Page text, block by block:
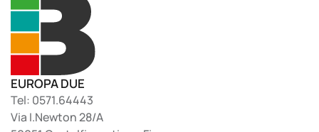
EUROPA DUE
Tel: 0571.64443
Via I.Newton 28/A